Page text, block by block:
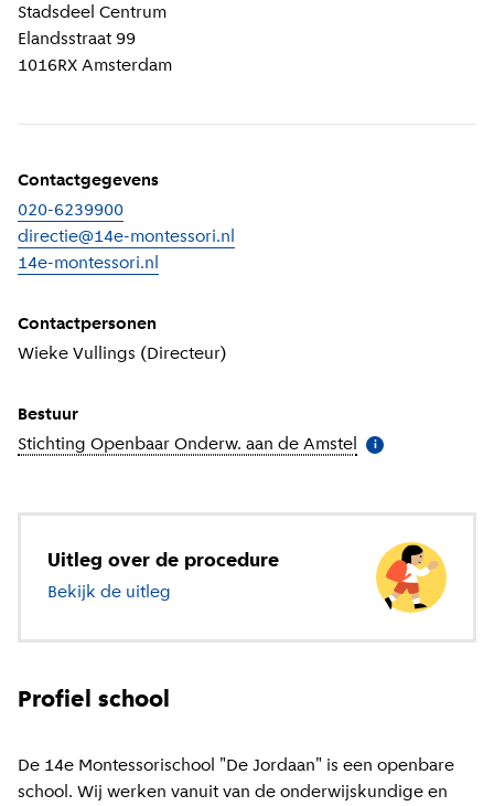
Locatiegegevens
Stadsdeel Centrum
Elandsstraat 99
1016RX Amsterdam
Contactgegevens
020-6239900
directie@14e-montessori.nl
14e-montessori.nl
Contactpersonen
Wieke Vullings (Directeur)
Bestuur
Stichting Openbaar Onderw. aan de Amstel
Meer informatie
i
Uitleg over de procedure
Bekijk de uitleg
Profiel school
De 14e Montessorischool "De Jordaan" is een openbare
school. Wij werken vanuit van de onderwijskundige en